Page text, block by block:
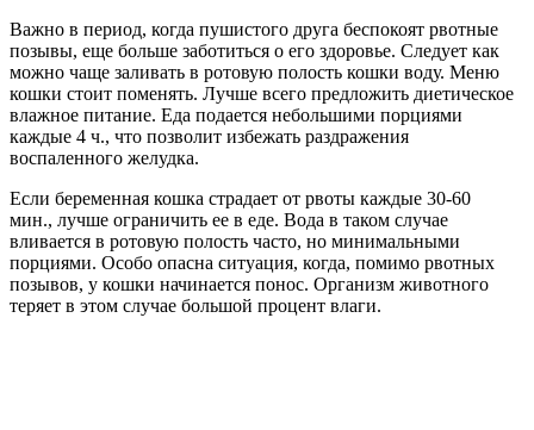
Важно в период, когда пушистого друга беспокоят рвотные
позывы, еще больше заботиться о его здоровье. Следует как
можно чаще заливать в ротовую полость кошки воду. Меню
кошки стоит поменять. Лучше всего предложить диетическое
влажное питание. Еда подается небольшими порциями
каждые 4 ч., что позволит избежать раздражения
воспаленного желудка.
Если беременная кошка страдает от рвоты каждые 30-60
мин., лучше ограничить ее в еде. Вода в таком случае
вливается в ротовую полость часто, но минимальными
порциями. Особо опасна ситуация, когда, помимо рвотных
позывов, у кошки начинается понос. Организм животного
теряет в этом случае большой процент влаги.